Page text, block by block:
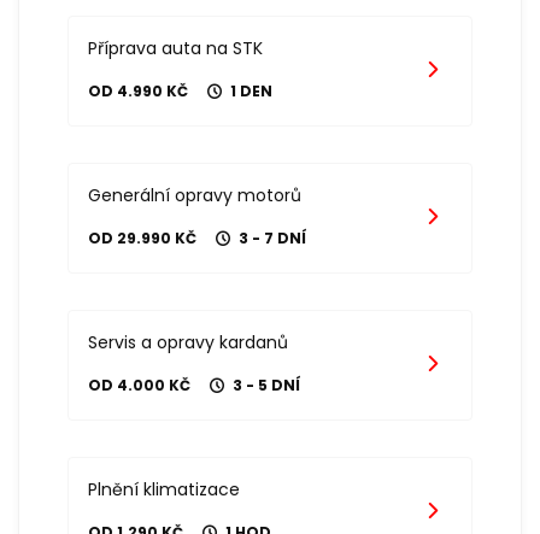
Příprava auta na STK
OD 4.990 KČ 1 DEN
Generální opravy motorů
OD 29.990 KČ 3 - 7 DNÍ
Servis a opravy kardanů
OD 4.000 KČ 3 - 5 DNÍ
Plnění klimatizace